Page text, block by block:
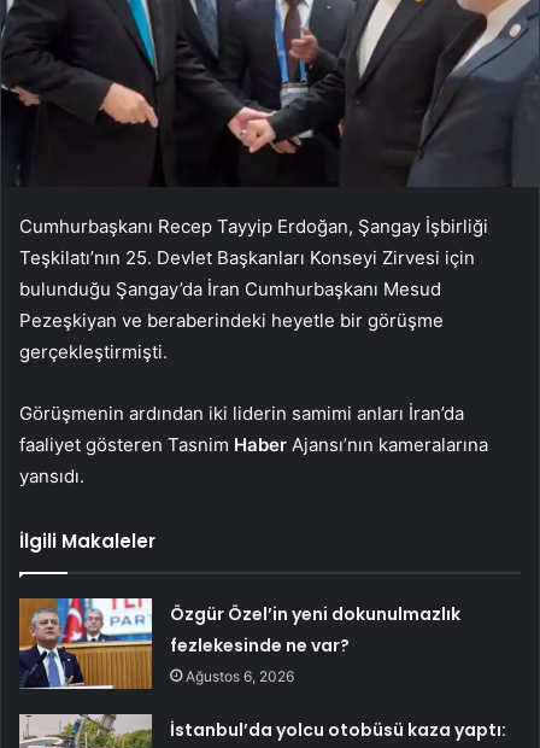
Cumhurbaşkanı Recep Tayyip Erdoğan, Şangay İşbirliği
Teşkilatı’nın 25. Devlet Başkanları Konseyi Zirvesi için
bulunduğu Şangay’da İran Cumhurbaşkanı Mesud
Pezeşkiyan ve beraberindeki heyetle bir görüşme
gerçekleştirmişti.
Görüşmenin ardından iki liderin samimi anları İran’da
faaliyet gösteren Tasnim Haber Ajansı’nın kameralarına
yansıdı.
İlgili Makaleler
Özgür Özel’in yeni dokunulmazlık
fezlekesinde ne var?
Ağustos 6, 2026
İstanbul’da yolcu otobüsü kaza yaptı: